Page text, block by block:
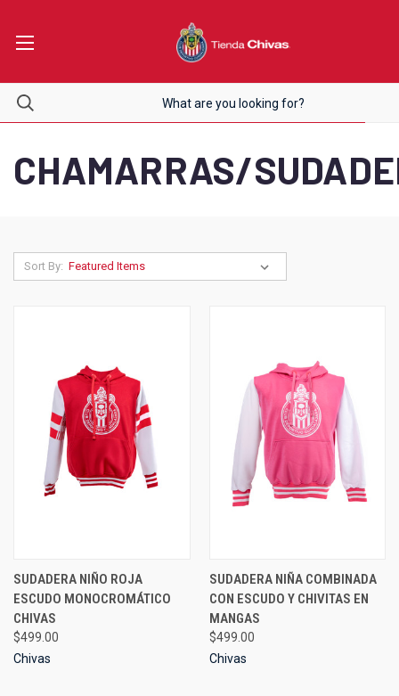
CHAMARRAS/
Sort By:
SUDADERA NIÑO ROJA
ESCUDO MONOCROMÁTICO
CHIVAS
$499.00
Chivas
SUDADERA NIÑA COMBINADA
CON ESCUDO Y CHIVITAS EN
MANGAS
$499.00
Chivas